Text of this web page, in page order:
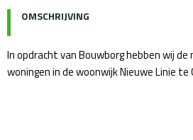
OMSCHRIJVING
In opdracht van Bouwborg hebben wij de
woningen in de woonwijk Nieuwe Linie te